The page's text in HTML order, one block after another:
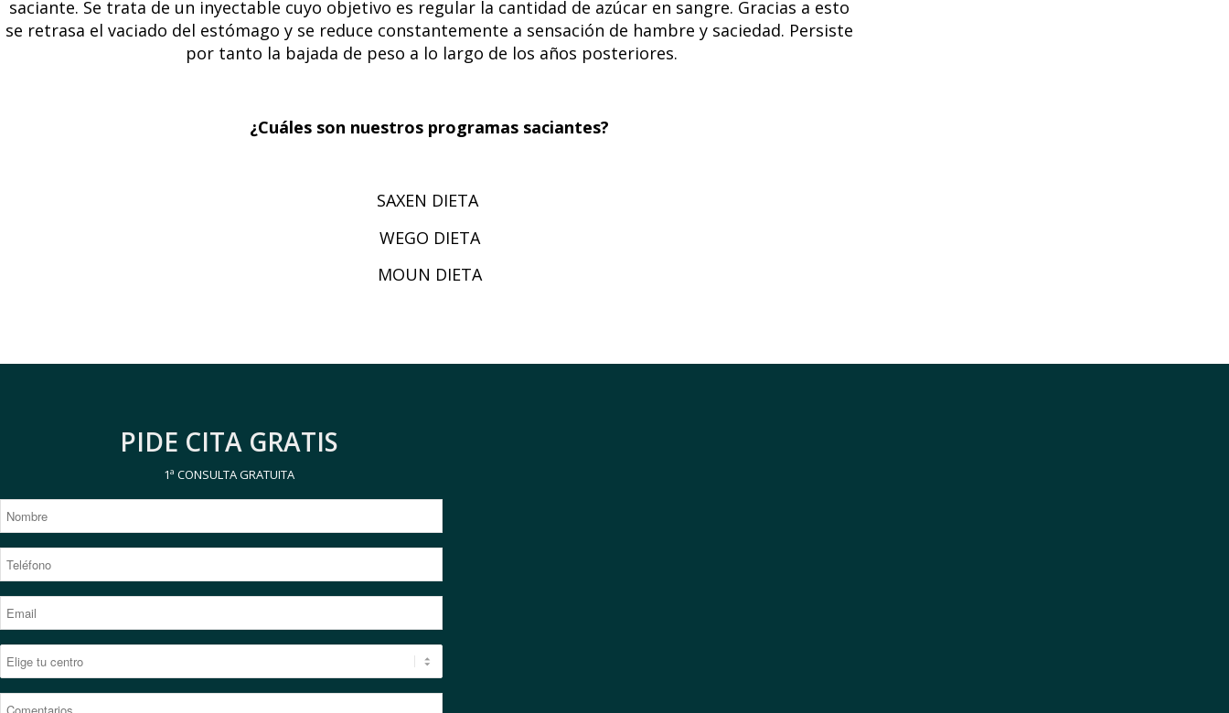
saciante. Se trata de un inyectable cuyo objetivo es regular la cantidad de azúcar en sangre. Gracias a esto
se retrasa el vaciado del estómago y se reduce constantemente a sensación de hambre y saciedad. Persiste
por tanto la bajada de peso a lo largo de los años posteriores.
¿Cuáles son nuestros programas saciantes?
SAXEN DIETA
WEGO DIETA
MOUN DIETA
PIDE CITA GRATIS
1ª CONSULTA GRATUITA
tu
centro *